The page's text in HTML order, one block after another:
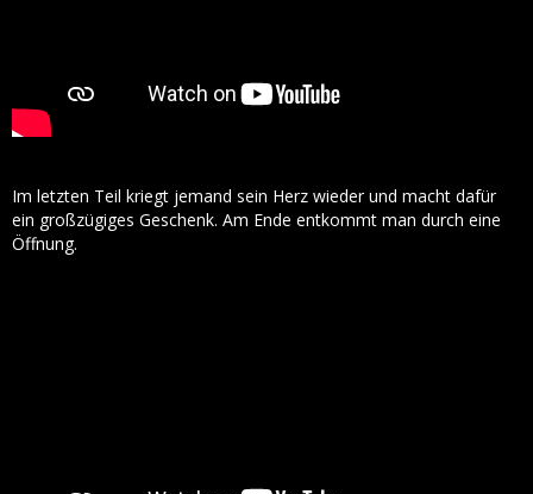
Im letzten Teil kriegt jemand sein Herz wieder und macht dafür
ein großzügiges Geschenk. Am Ende entkommt man durch eine
Öffnung.